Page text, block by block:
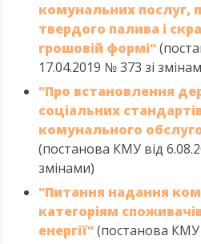
комунальних послуг,
твердого палива і
грошовій формі"
17.04.2019 № 373 зі
"Про встановлення
соціальних
комунального
(постанова КМУ від
змінами)
"Питання надання
категоріям
енергії"(постанова КМУ